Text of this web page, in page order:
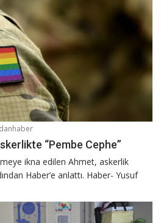
“Pembe Cephe”
ikna edilen Ahmet, askerlik
Haber’e anlattı. Haber- Yusuf